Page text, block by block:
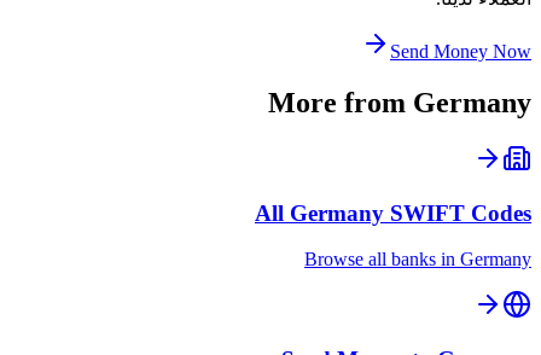
Send Money Now
More from Germany
All Germany SWIFT Codes
Browse all banks in Germany